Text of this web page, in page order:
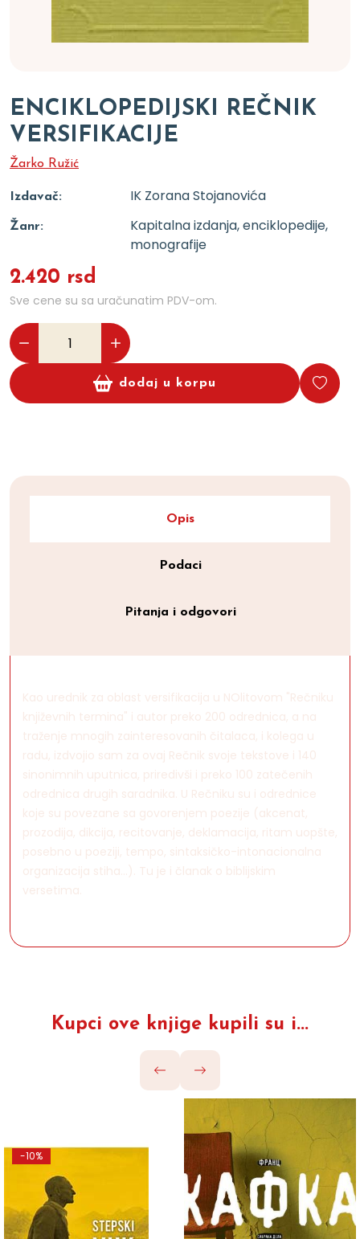
ENCIKLOPEDIJSKI REČNIK
VERSIFIKACIJE
Žarko Ružić
Izdavač: IK Zorana Stojanovića
Žanr:
Kapitalna izdanja, enciklopedije,
monografije
2.420 rsd
Sve cene su sa uračunatim PDV-om.
dodaj u korpu
Opis
Podaci
Pitanja i odgovori
Kao urednik za oblast versifikacija u NOlitovom "Rečniku
književnih termina" i autor preko 200 odrednica, a na
traženje mnogih zainteresovanih čitalaca, i kolega u
radu, izdvojio sam za ovaj Rečnik svoje tekstove i 140
sinonimnih uputnica, priredivši i preko 100 zatečenih
odrednica drugih saradnika. U Rečniku su i odrednice
koje su povezane sa govorenjem poezije (akcenat,
prozodija, dikcija, recitovanje, deklamacija, ritam uopšte,
posebno u poeziji, tempo, sintaksičko-intonacionalna
organizacija stiha...). Tu je i članak o biblijskim
versetima.
Kupci ove knjige kupili su i...
-10%